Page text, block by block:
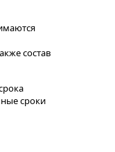
состав
сроки